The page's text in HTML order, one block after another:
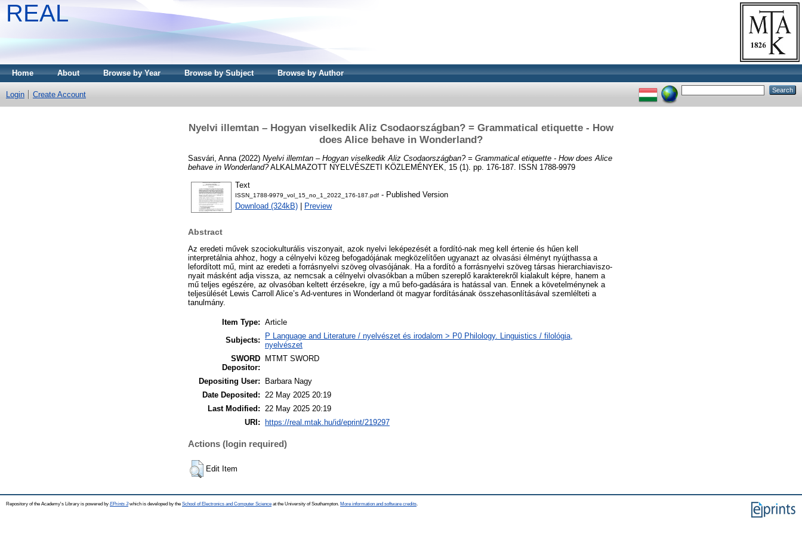
REAL
Home About Browse by Year Browse by Subject Browse by Author
Login Create Account
Nyelvi illemtan – Hogyan viselkedik Aliz Csodaországban? = Grammatical etiquette - How
does Alice behave in Wonderland?
Sasvári, Anna (2022) Nyelvi illemtan – Hogyan viselkedik Aliz Csodaországban? = Grammatical etiquette - How does Alice
behave in Wonderland?ALKALMAZOTT NYELVÉSZETI KÖZLEMÉNYEK, 15 (1). pp. 176-187. ISSN 1788-9979
Text
ISSN_1788-9979_vol_15_no_1_2022_176-187.pdf - Published Version
Download (324kB)
Preview
Abstract
Az eredeti művek szociokulturális viszonyait, azok nyelvi leképezését a fordító-nak meg kell értenie és hűen kell
interpretálnia ahhoz, hogy a célnyelvi közeg befogadójának megközelítően ugyanazt az olvasási élményt nyújthassa a
lefordított mű, mint az eredeti a forrásnyelvi szöveg olvasójának. Ha a fordító a forrásnyelvi szöveg társas hierarchiaviszo-
nyait másként adja vissza, az nemcsak a célnyelvi olvasókban a műben szereplő karakterekről kialakult képre, hanem a
mű teljes egészére, az olvasóban keltett érzésekre, így a mű befo-gadására is hatással van. Ennek a követelménynek a
teljesülését Lewis Carroll Alice’s Ad-ventures in Wonderland öt magyar fordításának összehasonlításával szemlélteti a
tanulmány.
Item Type: Article
Subjects:
P Language and Literature / nyelvészet és irodalom > P0 Philology. Linguistics / filológia,
nyelvészet
SWORD
Depositor:
MTMT SWORD
Depositing User:
Barbara Nagy
Date Deposited:
22 May 2025 20:19
Last Modified:
22 May 2025 20:19
URI: https://real.mtak.hu/id/eprint/219297
Actions (login required)
Edit Item
Repository of the Academy's Library is powered by EPrints 3which is developed by the School of Electronics and Computer Science at the University of Southampton. More information and software credits